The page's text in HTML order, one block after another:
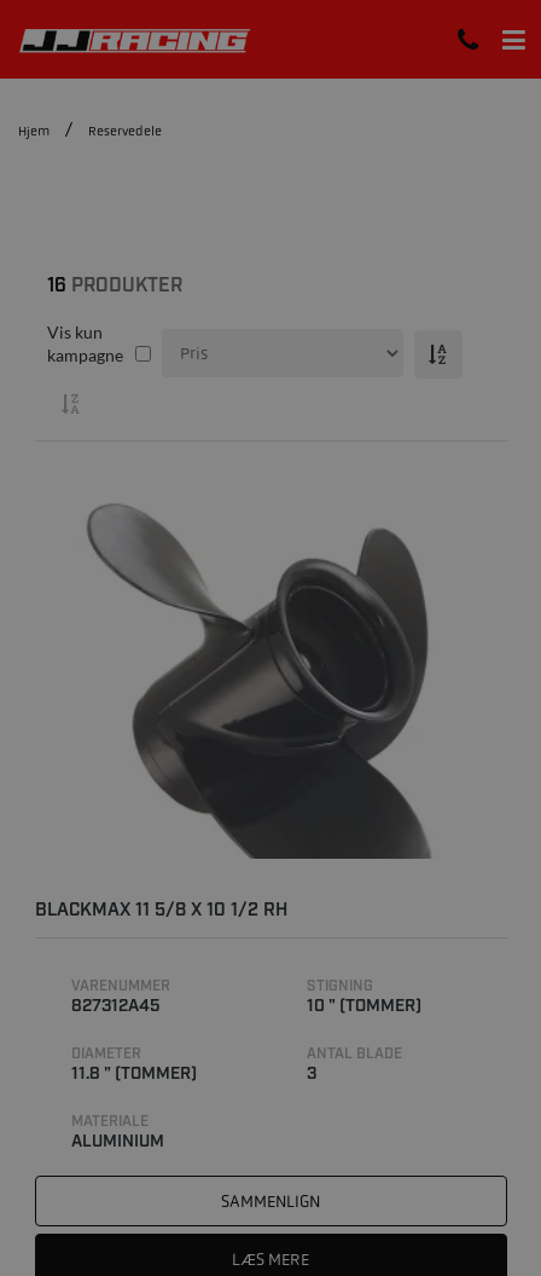
Hjem Reservedele
16 PRODUKTER
Vis kun
kampagne
BLACKMAX 11 5/8 X 10 1/2 RH
VARENUMMER
827312A45
STIGNING
10 " (TOMMER)
DIAMETER
11.8 " (TOMMER)
ANTAL BLADE
3
MATERIALE
ALUMINIUM
SAMMENLIGN
LÆS MERE